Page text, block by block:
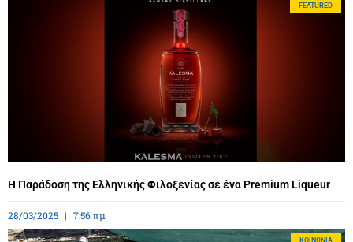
FEATURED
Η Παράδοση της Ελληνικής Φιλοξενίας σε ένα Premium Liqueur
28/03/2025 7:56 πμ